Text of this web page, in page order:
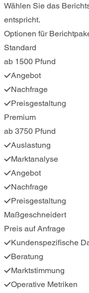
Wählen Sie das
entspricht.
Optionen für
Standard
ab 1500 Pfund
Angebot
Nachfrage
Preisgestaltung
Premium
ab 3750 Pfund
Auslastung
Marktanalyse
Angebot
Nachfrage
Preisgestaltung
Maßgeschneidert
Preis auf Anfrage
Kundenspezifische
Beratung
Marktstimmung
Operative Metriken